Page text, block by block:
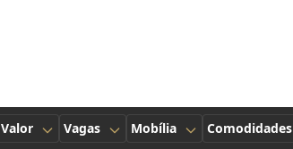
Valor Vagas Mobília Comodidades